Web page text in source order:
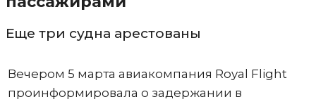
Еще три судна арестованы
Вечером 5 марта авиакомпания Royal Flight
проинформировала о задержании в